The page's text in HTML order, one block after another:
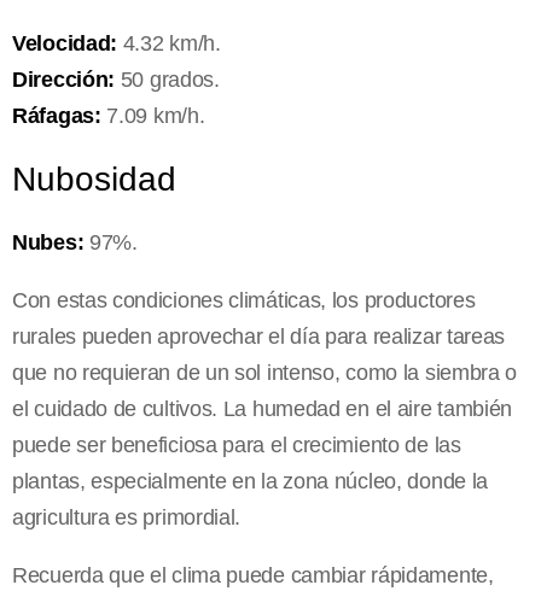
Velocidad: 4.32 km/h.
Dirección: 50 grados.
Ráfagas: 7.09 km/h.
Nubosidad
Nubes: 97%.
Con estas condiciones climáticas, los productores
rurales pueden aprovechar el día para realizar tareas
que no requieran de un sol intenso, como la siembra o
el cuidado de cultivos. La humedad en el aire también
puede ser beneficiosa para el crecimiento de las
plantas, especialmente en la zona núcleo, donde la
agricultura es primordial.
Recuerda que el clima puede cambiar rápidamente,